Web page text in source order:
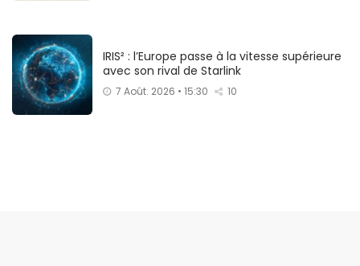
IRIS² : l’Europe passe à la vitesse supérieure
avec son rival de Starlink
7 Août. 2026 • 15:30 10